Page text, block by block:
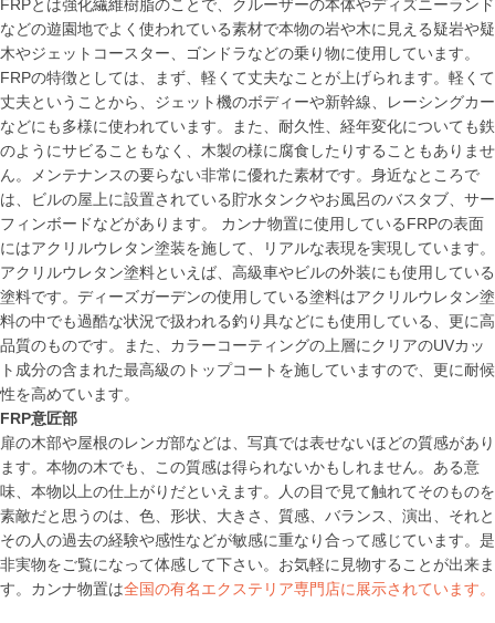
FRPとは強化繊維樹脂のことで、クルーザーの本体やディズニーランド
などの遊園地でよく使われている素材で本物の岩や木に見える疑岩や疑
木やジェットコースター、ゴンドラなどの乗り物に使用しています。
FRPの特徴としては、まず、軽くて丈夫なことが上げられます。軽くて
丈夫ということから、ジェット機のボディーや新幹線、レーシングカー
などにも多様に使われています。また、耐久性、経年変化についても鉄
のようにサビることもなく、木製の様に腐食したりすることもありませ
ん。メンテナンスの要らない非常に優れた素材です。身近なところで
は、ビルの屋上に設置されている貯水タンクやお風呂のバスタブ、サー
フィンボードなどがあります。 カンナ物置に使用しているFRPの表面
にはアクリルウレタン塗装を施して、リアルな表現を実現しています。
アクリルウレタン塗料といえば、高級車やビルの外装にも使用している
塗料です。ディーズガーデンの使用している塗料はアクリルウレタン塗
料の中でも過酷な状況で扱われる釣り具などにも使用している、更に高
品質のものです。また、カラーコーティングの上層にクリアのUVカッ
ト成分の含まれた最高級のトップコートを施していますので、更に耐候
性を高めています。
FRP意匠部
扉の木部や屋根のレンガ部などは、写真では表せないほどの質感があり
ます。本物の木でも、この質感は得られないかもしれません。ある意
味、本物以上の仕上がりだといえます。人の目で見て触れてそのものを
素敵だと思うのは、色、形状、大きさ、質感、バランス、演出、それと
その人の過去の経験や感性などが敏感に重なり合って感じています。是
非実物をご覧になって体感して下さい。お気軽に見物することが出来ま
す。カンナ物置は全国の有名エクステリア専門店に展示されています。